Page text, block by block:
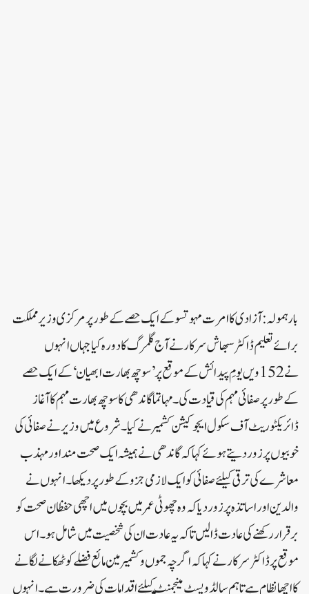
بارہمولہ: آزادی کا امرت مہوتسو کے ایک حصے کے طور پر مرکزی وزیر مملکت
برائے تعلیم ڈاکٹر سبھاش سرکار نے آج گلمرگ کا دورہ کیا جہاں انہوں
نے 152 ویں یومِ پیدائش کے موقع پر ’ سوچھ بھارت ابھیان ‘ کے ایک حصے
کے طور پر صفائی مہم کی قیادت کی ۔ مہاتما گاندھی کا سوچھ بھارت مہم کا آغاز
ڈائریکٹوریٹ آف سکول ایجوکیشن کشمیر نے کیا ۔ شروع میں وزیر نے صفائی کی
خوبیوں پر زور دیتے ہوئے کہا کہ گاندھی نے ہمیشہ ایک صحت مند اور مہذب
معاشرے کی ترقی کیلئے صفائی کو ایک لازمی جزو کے طور پر دیکھا ۔ انہوں نے
والدین اور اساتذہ پر زور دیا کہ وہ چھوٹی عمر میں بچوں میں اچھی حفظان صحت کو
برقرار رکھنے کی عادت ڈالیں تا کہ یہ عادت ان کی شخصیت میں شامل ہو ۔ اس
موقع پر ڈاکٹر سرکار نے کہا کہ اگرچہ جموں و کشمیر مین مائع فضلے کو ٹھکانے لگانے
کا اچھا نظام ہے تا ہم سالڈ ویسٹ منیجمنٹ کیلئے اقدامات کی ضرورت ہے ۔ انہوں